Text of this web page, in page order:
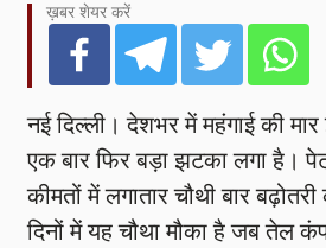
ख़बर शेयर करें
नई दिल्ली। देशभर में महंगाई की
एक बार फिर बड़ा झटका लगा है।
कीमतों में लगातार चौथी बार
दिनों में यह चौथा मौका है जब तेल